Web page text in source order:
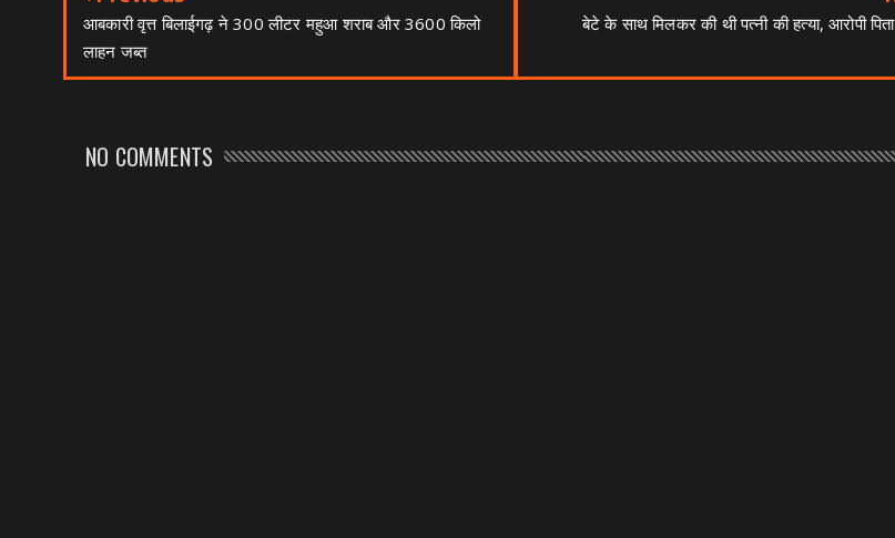
आबकारी वृत्त बिलाईगढ़ ने 300 लीटर महुआ शराब और 3600 किलो
लाहन जब्त
बेटे के साथ मिलकर की थी पत्नी की हत्या, आरोपी पिता
NO COMMENTS